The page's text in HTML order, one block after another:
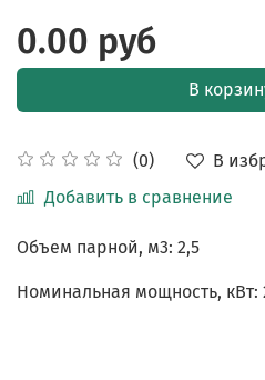
(0)
В
Добавить в сравнение
0.00 руб
В
Объем парной, м3: 2,5
Номинальная мощность, кВт: